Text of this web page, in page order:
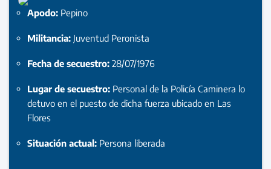
Apodo: Pepino
Militancia: Juventud Peronista
Fecha de secuestro: 28/07/1976
Lugar de secuestro: Personal de la Policía Caminera lo
detuvo en el puesto de dicha fuerza ubicado en Las
Flores
Situación actual: Persona liberada